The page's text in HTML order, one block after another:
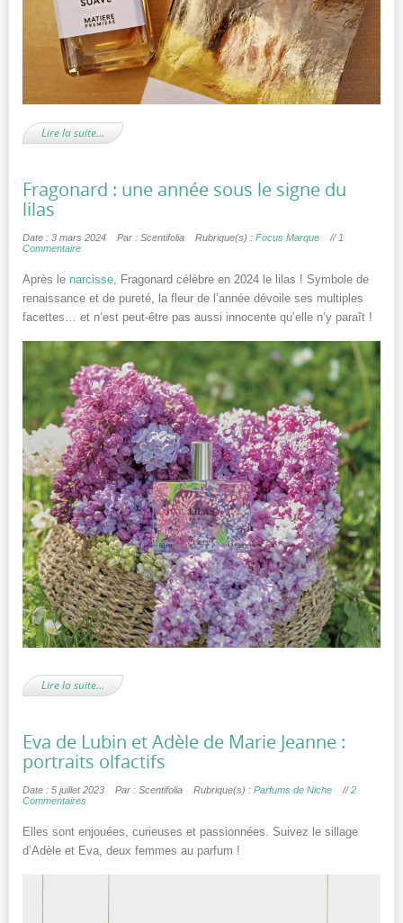
Lire la suite…
Fragonard : une année sous le signe du
lilas
Date : 3 mars 2024 Par : Scentifolia Rubrique(s) : Focus Marque // 1
Commentaire
Après le narcisse, Fragonard célèbre en 2024 le lilas ! Symbole de
renaissance et de pureté, la fleur de l’année dévoile ses multiples
facettes… et n’est peut-être pas aussi innocente qu’elle n’y paraît !
Lire la suite…
Eva de Lubin et Adèle de Marie Jeanne :
portraits olfactifs
Date : 5 juillet 2023 Par : Scentifolia Rubrique(s) : Parfums de Niche //2
Commentaires
Elles sont enjouées, curieuses et passionnées. Suivez le sillage
d’Adèle et Eva, deux femmes au parfum !